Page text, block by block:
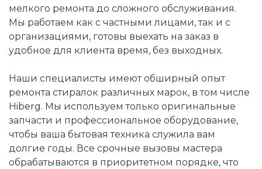
мелкого ремонта до сложного обслуживания.
Мы работаем как с частными лицами, так и с
организациями, готовы выехать на заказ в
удобное для клиента время, без выходных.
Наши специалисты имеют обширный опыт
ремонта стиралок различных марок, в том числе
Hiberg. Мы используем только оригинальные
запчасти и профессиональное оборудование,
чтобы ваша бытовая техника служила вам
долгие годы. Все срочные вызовы мастера
обрабатываются в приоритетном порядке, что